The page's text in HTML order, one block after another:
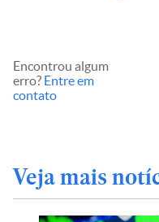
Encontrou algum
erro? Entre em
contato
Veja mais